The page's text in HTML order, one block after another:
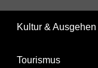
Kultur & Ausgehen
Tourismus